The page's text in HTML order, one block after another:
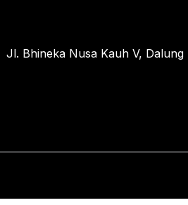
Jl. Bhineka Nusa Kauh V,